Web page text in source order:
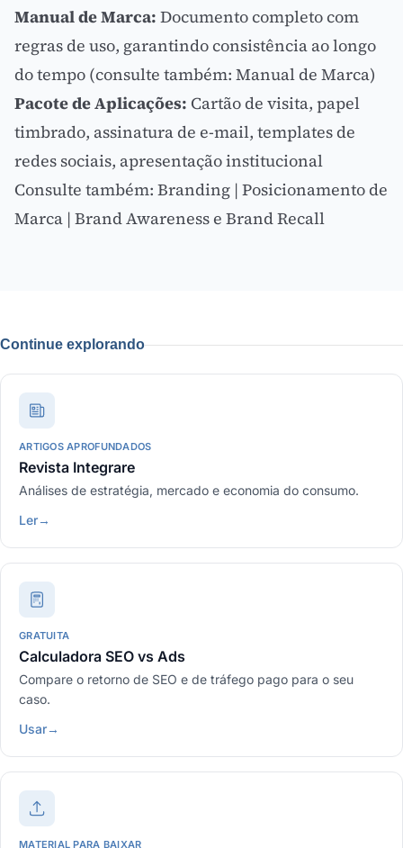
Manual de Marca: Documento completo com
regras de uso, garantindo consistência ao longo
do tempo (consulte também: Manual de Marca)
Pacote de Aplicações: Cartão de visita, papel
timbrado, assinatura de e-mail, templates de
redes sociais, apresentação institucional
Consulte também: Branding | Posicionamento de
Marca | Brand Awareness e Brand Recall
Continue explorando
ARTIGOS APROFUNDADOS
Revista Integrare
Análises de estratégia, mercado e economia do consumo.
Ler→
GRATUITA
Calculadora SEO vs Ads
Compare o retorno de SEO e de tráfego pago para o seu
caso.
Usar→
MATERIAL PARA BAIXAR